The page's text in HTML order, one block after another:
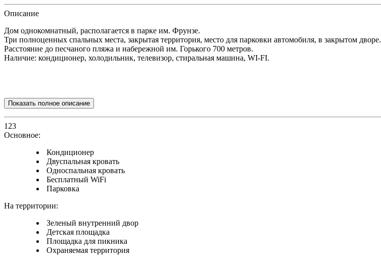
Описание
Дом однокомнатный, располагается в парке им. Фрунзе.
Три полноценных спальных места, закрытая территория, место для парковки автомобиля, в закрытом дворе.
Расстояние до песчаного пляжа и набережной им. Горького 700 метров.
Наличие: кондиционер, холодильник, телевизор, стиральная машина, WI-FI.
Показать полное описание
123
Основное:
Кондиционер
Двуспальная кровать
Односпальная кровать
Бесплатный WiFi
Парковка
На территории:
Зеленый внутренний двор
Детская площадка
Площадка для пикника
Охраняемая территория